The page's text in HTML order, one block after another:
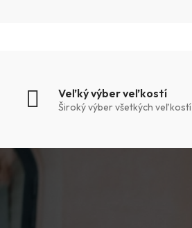
Veľký výber veľkostí
Široký výber všetkých veľkostí